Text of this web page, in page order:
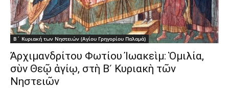
Β΄ Κυριακή των Νηστειών (Αγίου Γρηγορίου Παλαμά)
Ἀρχιμανδρίτου Φωτίου Ἰωακεὶμ: Ὁμιλία,
σὺν Θεῷ ἁγίῳ, στὴ Β´ Κυριακὴ τῶν
Νηστειῶν